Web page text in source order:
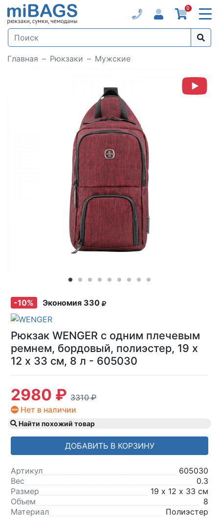
0
Главная Рюкзаки Мужские
Loading...
-10% Экономия 330
Рюкзак WENGER с одним плечевым
ремнем, бордовый, полиэстер, 19 х
12 х 33 см, 8 л - 605030
2980 ₽ 3310 ₽
Нет в наличии
Найти похожий товар
ДОБАВИТЬ В КОРЗИНУ
Артикул
605030
Вес
0.3
Размер
19 х 12 х 33 см
Объем
8
Материал
Полиэстер